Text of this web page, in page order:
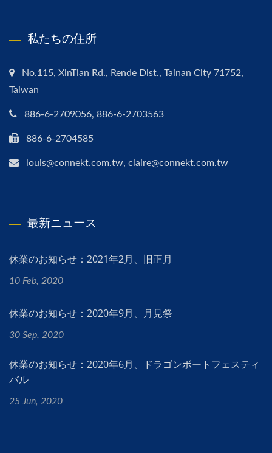
私たちの住所
No.115, XinTian Rd., Rende Dist., Tainan City 71752,
Taiwan
886-6-2709056, 886-6-2703563
886-6-2704585
louis@connekt.com.tw, claire@connekt.com.tw
最新ニュース
休業のお知らせ：2021年2月、旧正月
10 Feb, 2020
休業のお知らせ：2020年9月、月見祭
30 Sep, 2020
休業のお知らせ：2020年6月、ドラゴンボートフェスティ
バル
25 Jun, 2020